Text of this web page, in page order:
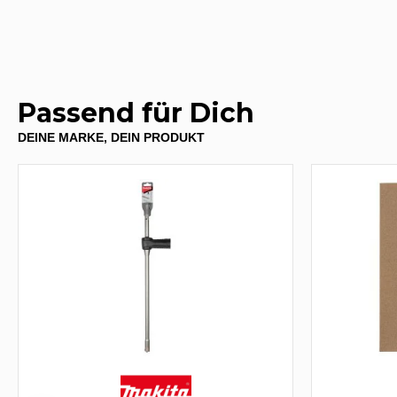
Passend für Dich
DEINE MARKE, DEIN PRODUKT